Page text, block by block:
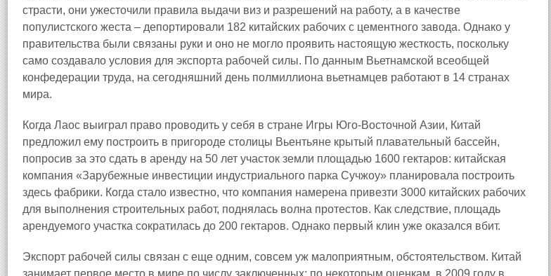
страсти, они ужесточили правила выдачи виз и разрешений на работу, а в качестве
популистского жеста – депортировали 182 китайских рабочих с цементного завода. Однако у
правительства были связаны руки и оно не могло проявить настоящую жесткость, поскольку
само создавало условия для экспорта рабочей силы. По данным Вьетнамской всеобщей
конфедерации труда, на сегодняшний день полмиллиона вьетнамцев работают в 14 странах
мира.
Когда Лаос выиграл право проводить у себя в стране Игры Юго‑Восточной Азии, Китай
предложил ему построить в пригороде столицы Вьентьяне крытый плавательный бассейн,
попросив за это сдать в аренду на 50 лет участок земли площадью 1600 гектаров: китайская
компания «Зарубежные инвестиции индустриального парка Сучжоу» планировала построить
здесь фабрики. Когда стало известно, что компания намерена привезти 3000 китайских рабочих
для выполнения строительных работ, поднялась волна протестов. Как следствие, площадь
арендуемого участка сократилась до 200 гектаров. Однако первый клин уже оказался вбит.
Экспорт рабочей силы связан с еще одним, совсем уж малоприятным, обстоятельством. Китай
занимает первое место в мире по числу заключенных: по некоторым оценкам, в 2009 году в